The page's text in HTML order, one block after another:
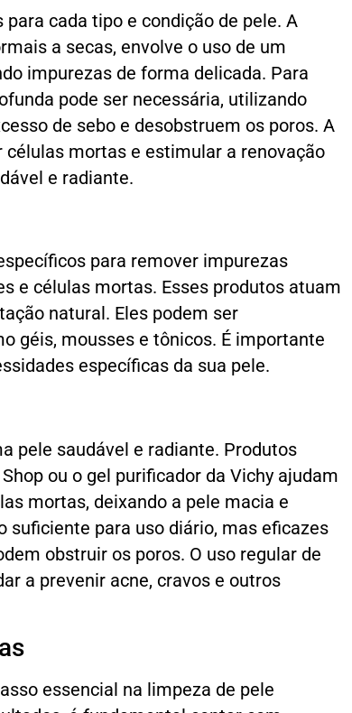
cada tipo e condição de pele. A
a secas, envolve o uso de um
impurezas de forma delicada. Para
pode ser necessária, utilizando
de sebo e desobstruem os poros. A
células mortas e estimular a renovação
e radiante.
para remover impurezas
e células mortas. Esses produtos atuam
natural. Eles podem ser
géis, mousses e tônicos. É importante
específicas da sua pele.
pele saudável e radiante. Produtos
ou o gel purificador da Vichy ajudam
mortas, deixando a pele macia e
suficiente para uso diário, mas eficazes
obstruir os poros. O uso regular de
a prevenir acne, cravos e outros
essencial na limpeza de pele